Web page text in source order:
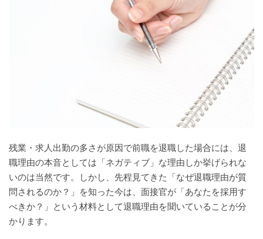
残業・求人出勤の多さが原因で前職を退職した場合には、退
職理由の本音としては「ネガティブ」な理由しか挙げられな
いのは当然です。しかし、先程見てきた「なぜ退職理由が質
問されるのか？」を知った今は、面接官が「あなたを採用す
べきか？」という材料として退職理由を聞いていることが分
かります。